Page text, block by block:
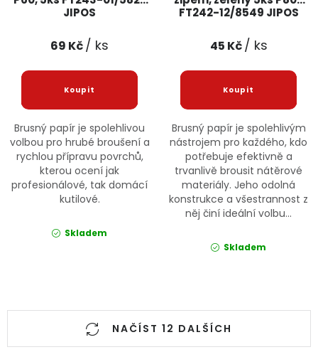
JIPOS
69 Kč/ ks
Brusný papír je spolehlivou
volbou pro hrubé broušení a
rychlou přípravu povrchů,
kterou ocení jak
profesionálové, tak domácí
kutilové.
Skladem
FT242-12/8549 JIPOS
45 Kč/ ks
Brusný papír je spolehlivým
nástrojem pro každého, kdo
potřebuje efektivně a
trvanlivě brousit nátěrové
materiály. Jeho odolná
konstrukce a všestrannost z
něj činí ideální volbu...
Skladem
Ovládací prvky výpisuNAČÍST 12 DALŠÍCH